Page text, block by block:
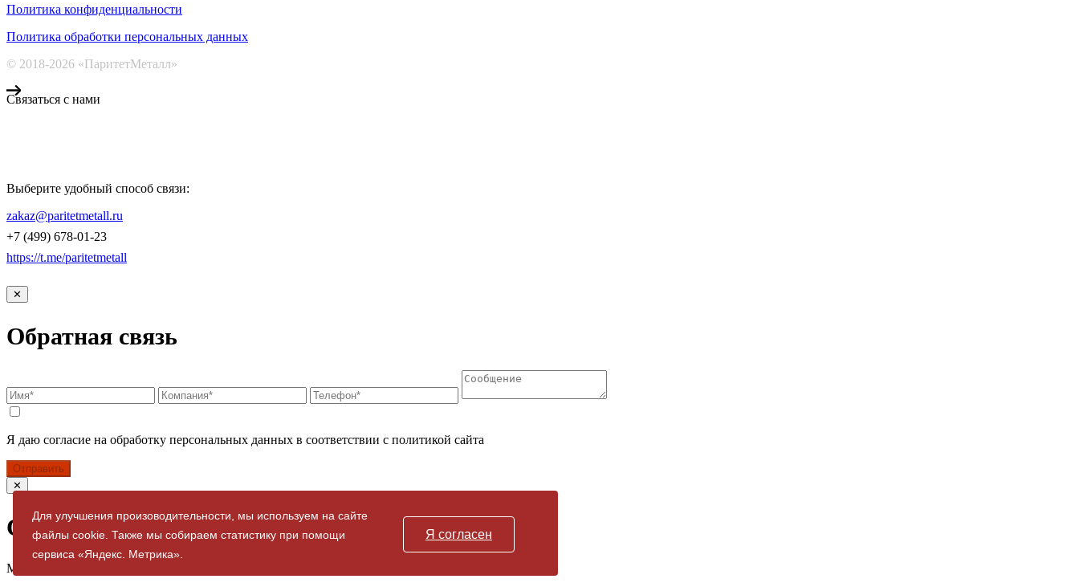
Политика конфиденциальности
Политика обработки персональных данных
© 2018-2026 «ПаритетМеталл»
Связаться с нами
Выберите удобный способ связи:
zakaz@paritetmetall.ru
+7 (499) 678-01-23
https://t.me/paritetmetall
Для улучшения произоводительности, мы используем на сайте
файлы cookie. Также мы собираем статистику при помощи
сервиса «Яндекс. Метрика».
Я согласен
✕
Обратная связь
Я даю согласие на обработку персональных данных в соответствии с политикой сайта
Отправить
✕
Спасибо за заявку
Мы свяжемся с вами в ближайшее время